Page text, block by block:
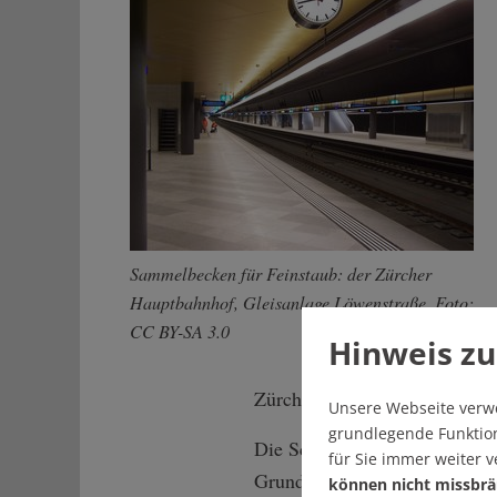
Sammelbecken für Feinstaub: der Zürcher
Hauptbahnhof, Gleisanlage Löwenstraße. Foto:
CC BY-SA 3.0
Zürcher Innenstadt lag 2018
Die Schweizer
Grund zur Beunruhigung.
Hinweis
Unsere Webseite
grundlegende
für Sie immer weiter
können nicht